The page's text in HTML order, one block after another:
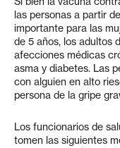
las personas a partir
importante para las
de 5 años, los adultos
afecciones médicas
asma y diabetes. Las
con alguien en alto
persona de la gripe
Los funcionarios de
tomen las siguientes